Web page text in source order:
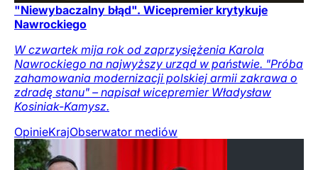
"Niewybaczalny błąd". Wicepremier krytykuje
Nawrockiego
W czwartek mija rok od zaprzysiężenia Karola
Nawrockiego na najwyższy urząd w państwie. "Próba
zahamowania modernizacji polskiej armii zakrawa o
zdradę stanu" – napisał wicepremier Władysław
Kosiniak-Kamysz.
OpinieKrajObserwator mediów